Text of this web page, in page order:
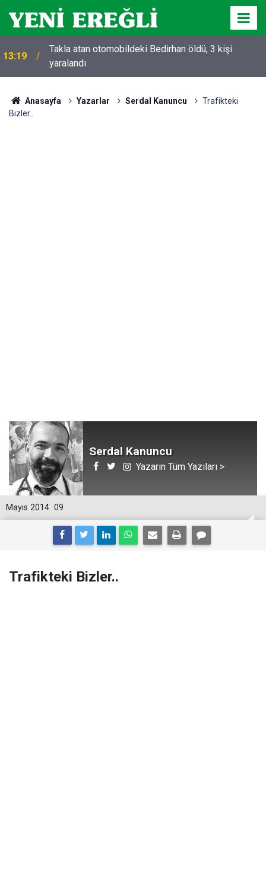
13:19
Takla atan otomobildeki Bedirhan öldü, 3 kişi
yaralandı
Anasayfa Yazarlar Serdal Kanuncu
Trafikteki
Bizler..
Serdal Kanuncu
Yazarın Tüm Yazıları >
09
Mayıs 2014
Trafikteki Bizler..